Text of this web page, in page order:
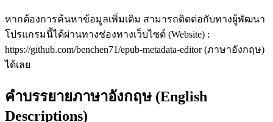
หากต้องการค้นหาข้อมูลเพิ่มเติม สามารถติดต่อกับทางผู้พัฒนา
โปรแกรมนี้ได้ผ่านทางช่องทางเว็บไซต์ (Website) :
https://github.com/benchen71/epub-metadata-editor (ภาษาอังกฤษ)
ได้เลย
คำบรรยายภาษาอังกฤษ (English
Descriptions)